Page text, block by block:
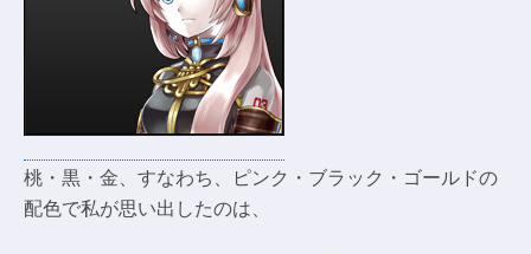
桃・黒・金、すなわち、ピンク・ブラック・ゴールドの
配色で私が思い出したのは、